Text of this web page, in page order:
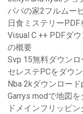
パパの家2フルムー
日食ミステリー
Visual C ++ PDFダ
の概要
Svp 15無料ダウンロ
セレステPCをダウ
Nba 2kダウンロード
Garrys modで地図
ドメインフリッピ